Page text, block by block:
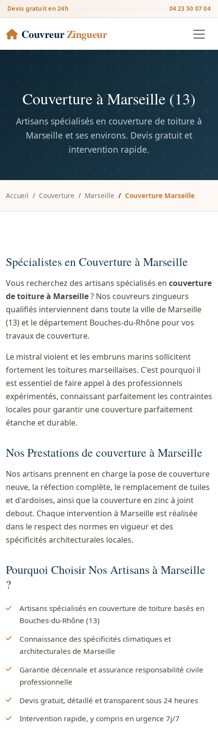
Devis gratuit en 24h 04 23 50 07 04
CouvreurZingueur
Couverture à Marseille (13)
Artisans spécialisés en couverture de toiture à
Marseille et ses environs. Devis gratuit et
intervention rapide.
Accueil Couverture Marseille Couverture Marseille
Spécialistes en Couverture à Marseille
Vous recherchez des artisans spécialisés en couverture
de toiture à Marseille? Nos couvreurs zingueurs
qualifiés interviennent dans toute la ville de Marseille
(13) et le département Bouches-du-Rhône pour vos
travaux de couverture.
Le mistral violent et les embruns marins sollicitent
fortement les toitures marseillaises. C'est pourquoi il
est essentiel de faire appel à des professionnels
expérimentés, connaissant parfaitement les contraintes
locales pour garantir une couverture parfaitement
étanche et durable.
Nos Prestations de couverture à Marseille
Nos artisans prennent en charge la pose de couverture
neuve, la réfection complète, le remplacement de tuiles
et d'ardoises, ainsi que la couverture en zinc à joint
debout. Chaque intervention à Marseille est réalisée
dans le respect des normes en vigueur et des
spécificités architecturales locales.
Pourquoi Choisir Nos Artisans à Marseille
?
Artisans spécialisés en couverture de toiture basés en
Bouches-du-Rhône (13)
Connaissance des spécificités climatiques et
architecturales de Marseille
Garantie décennale et assurance responsabilité civile
professionnelle
Devis gratuit, détaillé et transparent sous 24 heures
Intervention rapide, y compris en urgence 7j/7